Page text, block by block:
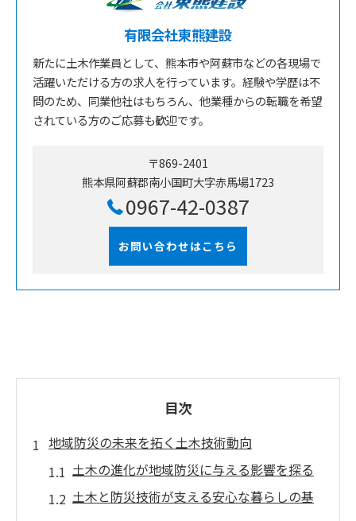
有限会社東熊建設
新たに土木作業員として、熊本市や阿蘇市などの各現場で
活躍いただける方の求人を行っています。経験や学歴は不
問のため、同業他社はもちろん、他業種からの転職を希望
されている方のご応募も歓迎です。
〒869-2401
熊本県阿蘇郡南小国町大字赤馬場1723
0967-42-0387
お問い合わせはこちら
目次
地域防災の未来を拓く土木技術動向
土木の進化が地域防災に与える影響を探る
土木と防災技術が支える安心な暮らしの基